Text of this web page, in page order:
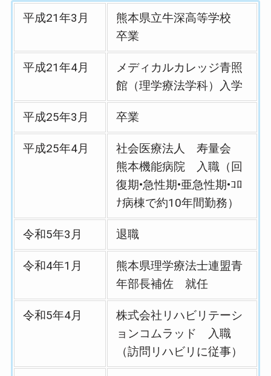
平成21年3月
熊本県立牛深高等学校
卒業
平成21年4月
メディカルカレッジ青照
館（理学療法学科）入学
平成25年3月 卒業
平成25年4月
社会医療法人 寿量会
熊本機能病院 入職（回
復期•急性期•亜急性期•ｺﾛ
ﾅ病棟で約10年間勤務）
令和5年3月 退職
令和4年1月
熊本県理学療法士連盟青
年部長補佐 就任
令和5年4月
株式会社リハビリテーシ
ョンコムラッド 入職
（訪問リハビリに従事）